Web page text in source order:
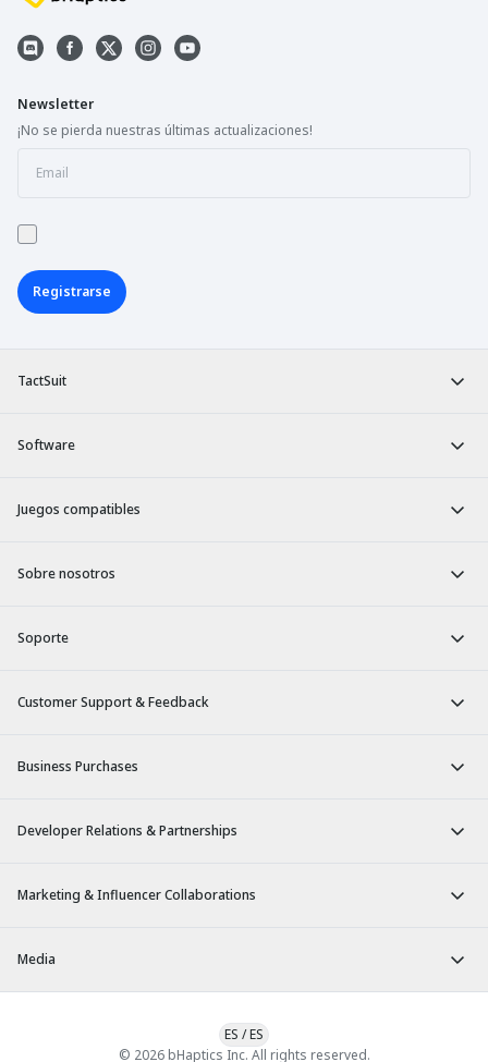
TactSuit
Software
Juegos compatibles
Sobre nosotros
Soporte
Customer Support & Feedback
Business Purchases
Developer Relations & Partnerships
Marketing & Influencer Collaborations
Media
Newsletter
¡No se pierda nuestras últimas actualizaciones!
Registrarse
© 2026 bHaptics Inc. All rights reserved.
ES /ES